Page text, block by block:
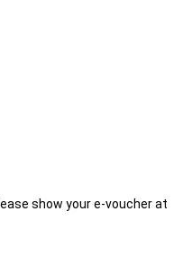
show your e-voucher at